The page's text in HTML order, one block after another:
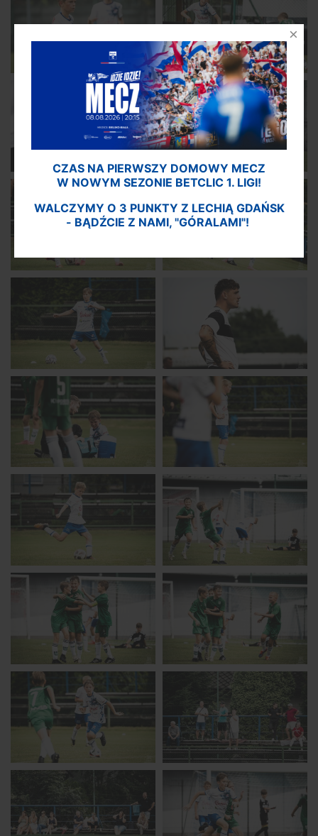
CZAS NA PIERWSZY DOMOWY MECZ
W NOWYM SEZONIE BETCLIC 1. LIGI!
WALCZYMY O 3 PUNKTY Z LECHIĄ GDAŃSK
- BĄDŹCIE Z NAMI, "GÓRALAMI"!